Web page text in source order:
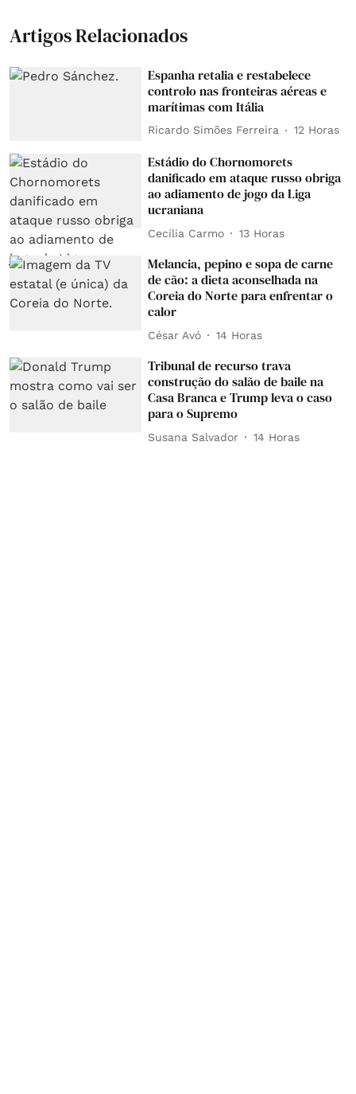
Artigos Relacionados
Espanha retalia e restabelece
controlo nas fronteiras aéreas e
marítimas com Itália
Ricardo Simões Ferreira 12 Horas
Estádio do Chornomorets
danificado em ataque russo obriga
ao adiamento de jogo da Liga
ucraniana
Cecília Carmo 13 Horas
Melancia, pepino e sopa de carne
de cão: a dieta aconselhada na
Coreia do Norte para enfrentar o
calor
César Avó 14 Horas
Tribunal de recurso trava
construção do salão de baile na
Casa Branca e Trump leva o caso
para o Supremo
Susana Salvador 14 Horas